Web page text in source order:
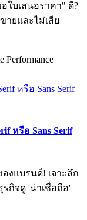
ใบเสนอราคา" ดี?
ายและไม่เสีย
Performance
หรือ Sans Serif
งแบรนด์! เจาะลึก
รกิจดู 'น่าเชื่อถือ'